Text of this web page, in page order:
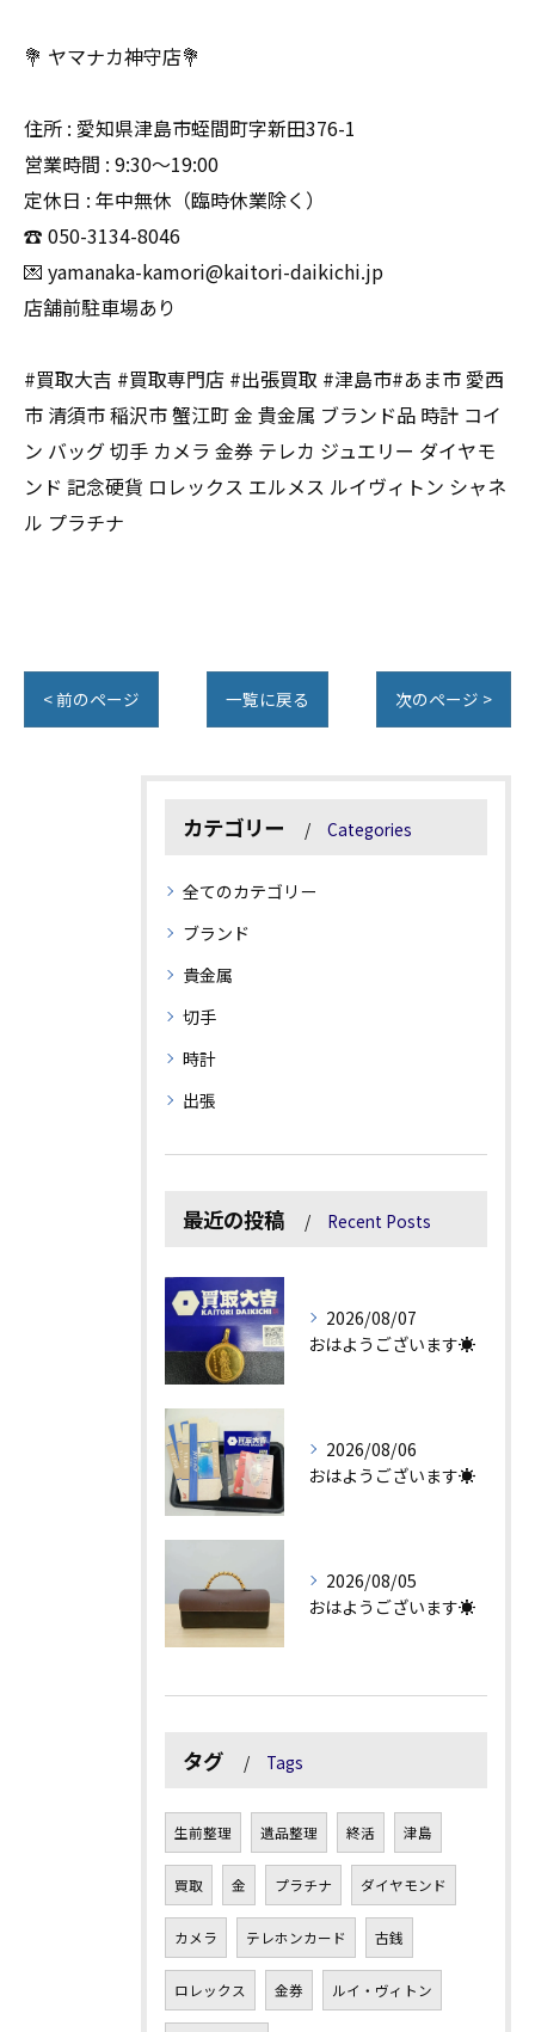
💐 ヤマナカ神守店💐
住所 : 愛知県津島市蛭間町字新田376-1
営業時間 : 9:30〜19:00
定休日 : 年中無休（臨時休業除く）
☎️ 050-3134-8046
💌 yamanaka-kamori@kaitori-daikichi.jp
店舗前駐車場あり
#買取大吉 #買取専門店 #出張買取 #津島市#あま市 愛西
市 清須市 稲沢市 蟹江町 金 貴金属 ブランド品 時計 コイ
ン バッグ 切手 カメラ 金券 テレカ ジュエリー ダイヤモ
ンド 記念硬貨 ロレックス エルメス ルイヴィトン シャネ
ル プラチナ
< 前のページ 一覧に戻る 次のページ >
カテゴリー Categories
全てのカテゴリー
ブランド
貴金属
切手
時計
出張
最近の投稿 Recent Posts
2026/08/07
おはようございます☀
2026/08/06
おはようございます☀
2026/08/05
おはようございます☀
タグ Tags
生前整理 遺品整理 終活 津島
買取 金 プラチナ ダイヤモンド
カメラ テレホンカード 古銭
ロレックス 金券 ルイ・ヴィトン